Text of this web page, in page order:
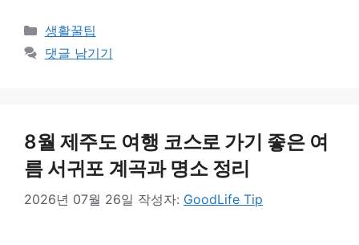
카
테
생활꿀팁
댓글 남기기
8월 제주도 여행 코스로 가기 좋은 여
름 서귀포 계곡과 명소 정리
2026년 07월 26일 작성자: GoodLife Tip